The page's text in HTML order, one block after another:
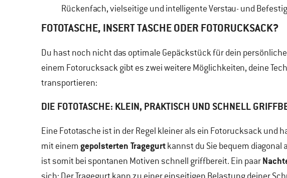
Rückenfach, vielseitige und intelligente Verstau- und
FOTOTASCHE, INSERT TASCHE ODER FOTORUCKSACK?
Du hast noch nicht das optimale Gepäckstück für dein
einem Fotorucksack gibt es zwei weitere Möglichkeiten, deine
transportieren:
DIE FOTOTASCHE: KLEIN, PRAKTISCH UND SCHNELL
Eine Fototasche ist in der Regel kleiner als ein Fotorucksack und
mit einemgepolsterten Tragegurtkannst du Sie bequem diagonal
ist somit bei spontanen Motiven schnell griffbereit. Ein paar